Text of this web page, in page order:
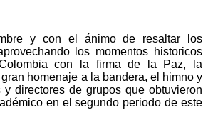
y con el ánimo de resaltar los
los momentos historicos
con la firma de la Paz, la
homenaje a la bandera, el himno y
y directores de grupos que obtuvieron
en el segundo periodo de este